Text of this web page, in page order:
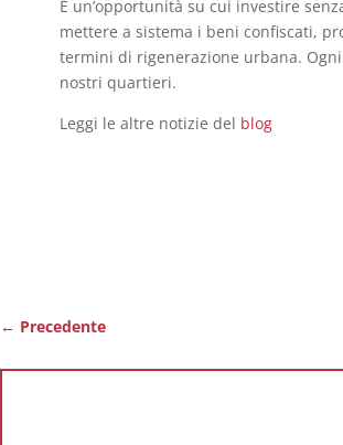
È un’opportunità su cui investire
mettere a sistema i beni confiscati,
termini di rigenerazione urbana.
nostri quartieri.
Leggi le altre notizie del blog
← Precedente